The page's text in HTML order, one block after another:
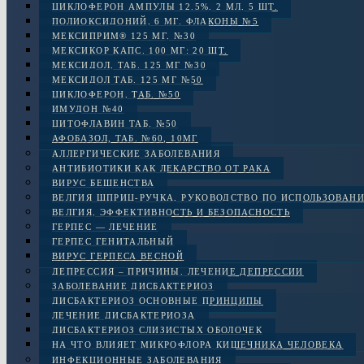
ЦИКЛОФЕРОН АМПУЛЫ 12.5%, 2 МЛ, 5 ШТ.
ПОЛИОКСИДОНИЙ, 6 МГ. ФЛАКОНЫ №5
МЕКСИПРИМ® 125 МГ, №30
МЕКСИКОР КАПС. 100 МГ: 20 ШТ.
МЕКСИДОЛ, ТАБ. 125 МГ №30
МЕКСИДОЛ ТАБ. 125 МГ №50
ЦИКЛОФЕРОН, ТАБ. №50
ИМУДОН №40
ЦИТОФЛАВИН ТАБ. №50
АФОБАЗОЛ, ТАБ. №60, 10МГ
АЛЛЕРГИЧЕСКИЕ ЗАБОЛЕВАНИЯ
АНТИБИОТИКИ КАК ЛЕКАРСТВО ОТ РАКА
ВИРУС БЕШЕНСТВА
ВЕЛГИЯ ШПРИЦ-РУЧКА, РУКОВОДСТВО ПО
ВЕЛГИЯ, ЭФФЕКТИВНОСТЬ И БЕЗОПАСНОСТЬ
ГЕРПЕС — ЛЕЧЕНИЕ
ГЕРПЕС ГЕНИТАЛЬНЫЙ
ВИРУС ГЕРПЕСА ВЕСНОЙ
ДЕПРЕССИЯ – ПРИЧИНЫ. ЛЕЧЕНИЕ ДЕПРЕССИИ
ЗАБОЛЕВАНИЕ ДИСБАКТЕРИОЗ
ДИСБАКТЕРИОЗ ОСНОВНЫЕ ПРИНЦИПЫ
ЛЕЧЕНИЕ ДИСБАКТЕРИОЗА
ДИСБАКТЕРИОЗ СЛИЗИСТЫХ ОБОЛОЧЕК
НА ЧТО ВЛИЯЕТ МИКРОФЛОРА КИШЕЧНИКА ЧЕЛОВЕКА
ИНФЕКЦИОННЫЕ ЗАБОЛЕВАНИЯ